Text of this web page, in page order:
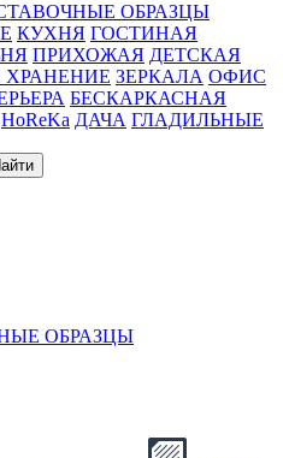
ОБРАЗЦЫ
КУХНЯ ГОСТИНАЯ
ПРИХОЖАЯ ДЕТСКАЯ
ЗЕРКАЛА ОФИС
БЕСКАРКАСНАЯ
HoReKa ДАЧА ГЛАДИЛЬНЫЕ
ОБРАЗЦЫ